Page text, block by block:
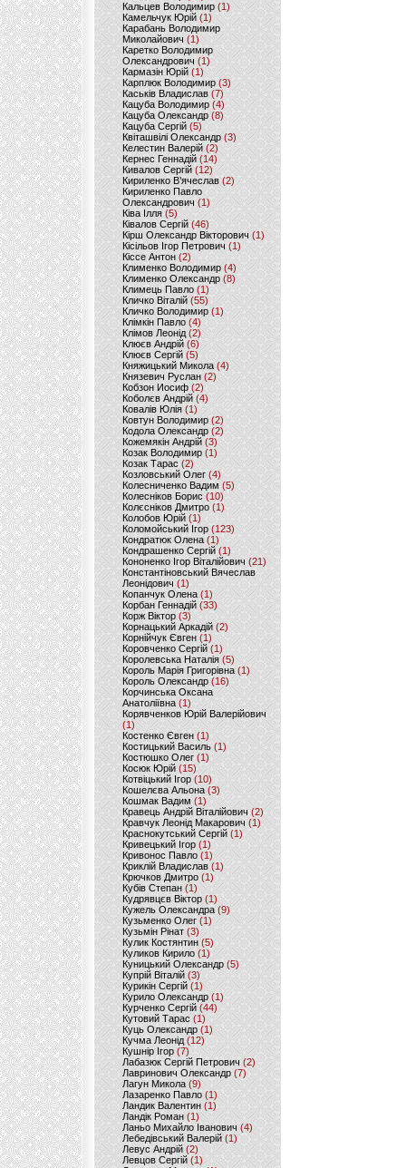
Кальцев Володимир(1)
Камельчук Юрій (1)
Карабань Володимир
Миколайович (1)
Каретко Володимир
Олександрович (1)
Кармазін Юрій(1)
Карплюк Володимир(3)
Каськів Владислав (7)
Кацуба Володимир (4)
Кацуба Олександр (8)
Кацуба Сергій (5)
Квіташвілі Олександр(3)
Келестин Валерій(2)
Кернес Геннадій (14)
Кивалов Сергій (12)
Кириленко В’ячеслав (2)
Кириленко Павло
Олександрович (1)
Ківа Ілля (5)
Ківалов Сергій(46)
Кірш Олександр Вікторович (1)
Кісільов Ігор Петрович (1)
Кіссе Антон (2)
Клименко Володимир(4)
Клименко Олександр (8)
Климець Павло (1)
Кличко Віталій(55)
Кличко Володимир (1)
Клімкін Павло (4)
Клімов Леонід(2)
Клюєв Андрій(6)
Клюєв Сергій (5)
Княжицький Микола(4)
Князевич Руслан (2)
Кобзон Иосиф(2)
Коболєв Андрій (4)
Ковалів Юлія(1)
Ковтун Володимир (2)
Кодола Олександр (2)
Кожемякін Андрій (3)
Козак Володимир (1)
Козак Тарас (2)
Козловський Олег(4)
Колесниченко Вадим (5)
Колесніков Борис (10)
Колєсніков Дмитро (1)
Колобов Юрій (1)
Коломойський Ігор (123)
Кондратюк Олена(1)
Кондрашенко Сергій (1)
Кононенко Ігор Віталійович (21)
Константіновський Вячеслав
Леонідович (1)
Копанчук Олена (1)
Корбан Геннадій (33)
Корж Віктор (3)
Корнацький Аркадій (2)
Корнійчук Євген (1)
Коровченко Сергій (1)
Королевська Наталія(5)
Король Марія Григорівна (1)
Король Олександр (16)
Корчинська Оксана
Анатоліївна (1)
Корявченков Юрій Валерійович
(1)
Костенко Євген (1)
Костицький Василь (1)
Костюшко Олег (1)
Косюк Юрій (15)
Котвіцький Ігор (10)
Кошелєва Альона(3)
Кошмак Вадим (1)
Кравець Андрій Віталійович (2)
Кравчук Леонід Макарович (1)
Краснокутський Сергій (1)
Кривецький Ігор (1)
Кривонос Павло (1)
Криклій Владислав (1)
Крючков Дмитро(1)
Кубів Степан(1)
Кудрявцєв Віктор (1)
Кужель Олександра (9)
Кузьменко Олег (1)
Кузьмін Рінат(3)
Кулик Костянтин(5)
Куликов Кирило (1)
Куницький Олександр (5)
Купрій Віталій (3)
Курикін Сергій(1)
Курило Олександр (1)
Курченко Сергій (44)
Кутовий Тарас (1)
Куць Олександр (1)
Кучма Леонід (12)
Кушнір Ігор(7)
Лабазюк Сергій Петрович (2)
Лавринович Олександр(7)
Лагун Микола(9)
Лазаренко Павло (1)
Ландик Валентин (1)
Ландік Роман (1)
Ланьо Михайло Іванович(4)
Лебедівський Валерій(1)
Левус Андрій(2)
Левцов Сергій (1)